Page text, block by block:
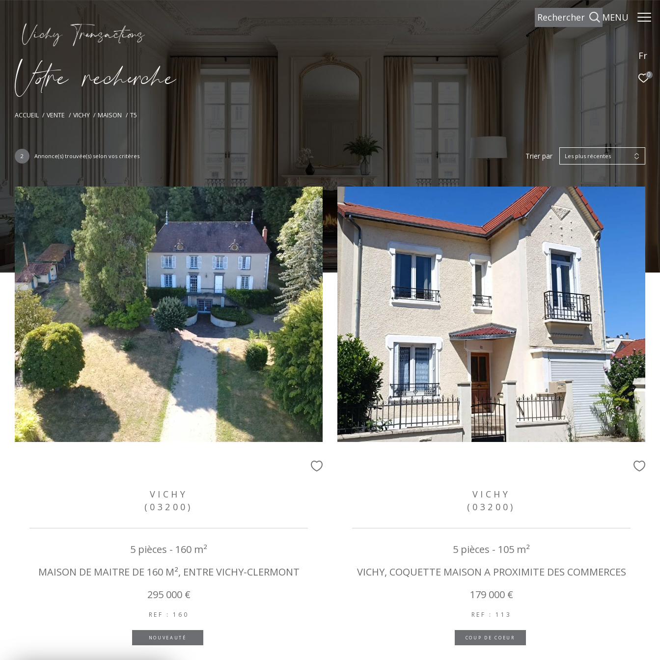
Fr
0
MENU
rechercher
Vore recece
ACCUEIL VENTE VICHY MAISON T5
2 Annonce(s) trouvée(s) selon vos critères Trier par Les plus récentes
VICHY
(03200)
5 pièces - 160 m²
MAISON DE MAITRE DE 160 M², ENTRE VICHY-CLERMONT
295 000 €
REF : 160
NOUVEAUTÉ
VICHY
(03200)
5 pièces - 105 m²
VICHY, COQUETTE MAISON A PROXIMITE DES COMMERCES
179 000 €
REF : 113
COUP DE COEUR